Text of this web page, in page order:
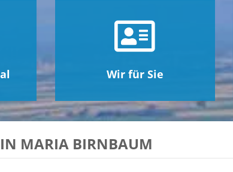
Wir für Sie
MARIA BIRNBAUM